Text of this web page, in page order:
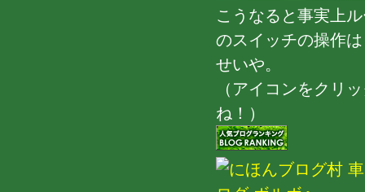
こうなると事実上
のスイッチの操作
せいや。
（アイコンをクリ
ね！）